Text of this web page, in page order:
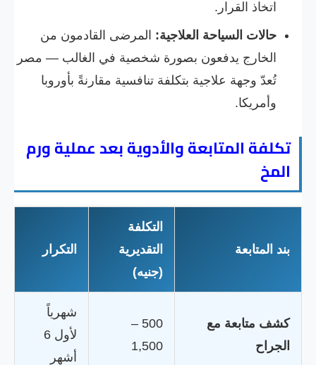
اتخاذ القرار.
حالات السياحة العلاجية: المرضى القادمون من
الخارج يدفعون بصورة شخصية في الغالب — مصر
تُعدّ وجهة علاجية بتكلفة تنافسية مقارنةً بأوروبا
وأمريكا.
تكلفة المتابعة والأدوية بعد عملية ورم
المخ
بند المتابعة
التكلفة
التقديرية
(جنيه)
التكرار
كشف متابعة مع
الجراح
500 –
1,500
شهرياً
لأول 6
أشهر